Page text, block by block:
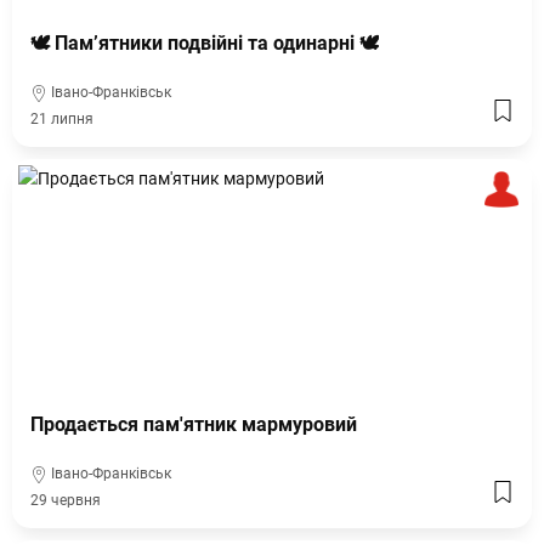
🕊 Пам’ятники подвійні та одинарні 🕊
Івано-Франківськ
21 липня
Продається пам'ятник мармуровий
Івано-Франківськ
29 червня